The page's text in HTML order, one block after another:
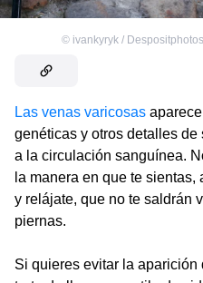
© ivankyryk / Despositphotos
Las venas varicosas
genéticas y otros detalles
a la circulación sanguínea.
la manera en que te sientas,
y relájate, que no te saldrán
piernas.
Si quieres evitar la aparición